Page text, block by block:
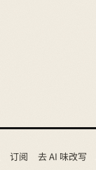
订阅 去 AI 味改写